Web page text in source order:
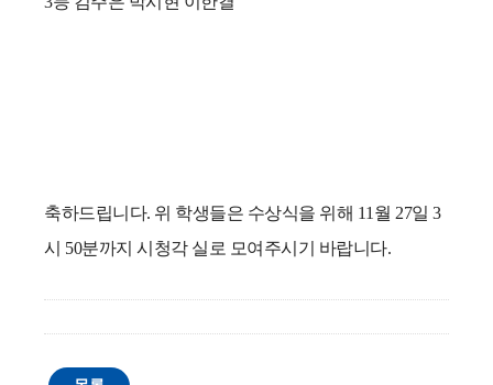
축하드립니다. 위 학생들은 수상식을 위해 11월 27일 3
시 50분까지 시청각 실로 모여주시기 바랍니다.